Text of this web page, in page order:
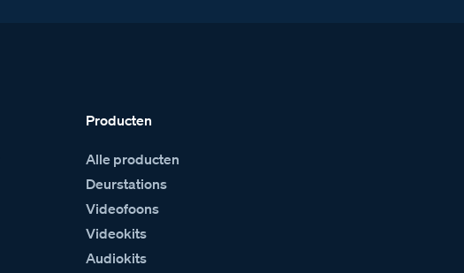
Producten
Alle producten
Deurstations
Videofoons
Videokits
Audiokits